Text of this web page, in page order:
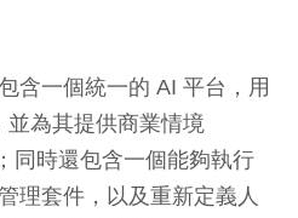
一個統一的 AI 平台，用
為其提供商業情境
同時還包含一個能夠執行
理套件，以及重新定義人